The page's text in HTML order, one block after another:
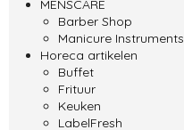
MENSCARE
Barber Shop
Manicure Instruments
Horeca artikelen
Buffet
Frituur
Keuken
LabelFresh